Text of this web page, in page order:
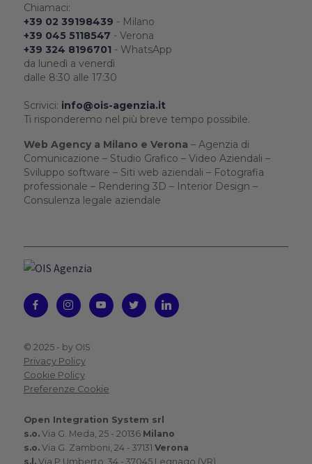
Chiamaci:
+39 02 39198439 - Milano
+39 045 5118547 - Verona
+39 324 8196701 - WhatsApp
da lunedì a venerdì
dalle 8:30 alle 17:30
Scrivici: info@ois-agenzia.it
Ti risponderemo nel più breve tempo possibile.
Web Agency a Milano e Verona – Agenzia di
Comunicazione – Studio Grafico – Video Aziendali –
Sviluppo software – Siti web aziendali – Fotografia
professionale – Rendering 3D – Interior Design –
Consulenza legale aziendale
© 2025 - by OIS
Privacy Policy
Cookie Policy
Preferenze Cookie
Open Integration System srl
s.o.Via G. Meda, 25 - 20136 Milano
s.o.Via G. Zamboni, 24 - 37131 Verona
s.l.Via P.Umberto, 34 - 37045 Legnago (VR)